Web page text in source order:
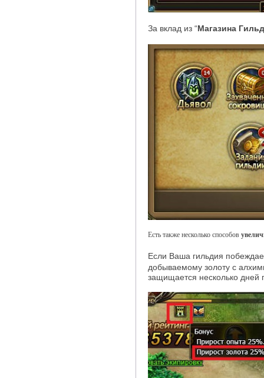
За вклад из “Магазина
Есть также несколько способов
Если Ваша гильдия
добываемому золоту с
защищается несколько дней